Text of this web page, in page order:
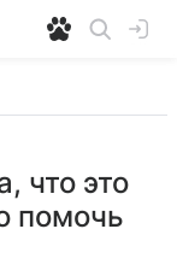
что это
помочь